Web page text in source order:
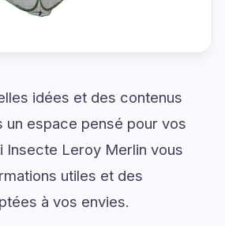
idées et des contenus
un espace pensé pour vos
Insecte Leroy Merlin vous
utiles et des
à vos envies.